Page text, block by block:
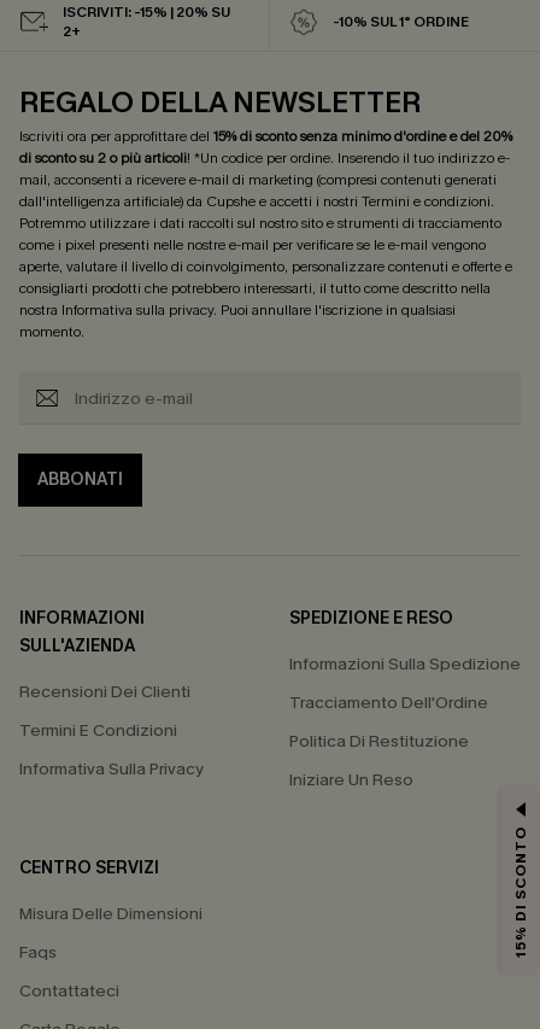
ISCRIVITI: -15% | 20% SU
2+
-10% SUL 1° ORDINE
REGALO DELLA NEWSLETTER
Iscriviti ora per approfittare del 15% di sconto senza minimo d'ordine e del 20%
di sconto su 2 o più articoli! *Un codice per ordine. Inserendo il tuo indirizzo e-
mail, acconsenti a ricevere e-mail di marketing (compresi contenuti generati
dall'intelligenza artificiale) da Cupshe e accetti i nostri Termini e condizioni.
Potremmo utilizzare i dati raccolti sul nostro sito e strumenti di tracciamento
come i pixel presenti nelle nostre e-mail per verificare se le e-mail vengono
aperte, valutare il livello di coinvolgimento, personalizzare contenuti e offerte e
consigliarti prodotti che potrebbero interessarti, il tutto come descritto nella
nostra Informativa sulla privacy. Puoi annullare l'iscrizione in qualsiasi
momento.
ABBONATI
INFORMAZIONI
SULL'AZIENDA
Recensioni Dei Clienti
Termini E Condizioni
Informativa Sulla Privacy
SPEDIZIONE E RESO
Informazioni Sulla Spedizione
Tracciamento Dell'Ordine
Politica Di Restituzione
Iniziare Un Reso
CENTRO SERVIZI
Misura Delle Dimensioni
Faqs
Contattateci
15% DI SCONTO